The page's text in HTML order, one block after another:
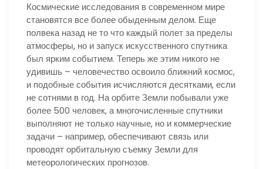
Космические исследования в современном мире
становятся все более обыденным делом. Еще
полвека назад не то что каждый полет за пределы
атмосферы, но и запуск искусственного спутника
был ярким событием. Теперь же этим никого не
удивишь – человечество освоило ближний космос,
и подобные события исчисляются десятками, если
не сотнями в год. На орбите Земли побывали уже
более 500 человек, а многочисленные спутники
выполняют не только научные, но и коммерческие
задачи – например, обеспечивают связь или
проводят орбитальную съемку Земли для
метеорологических прогнозов.